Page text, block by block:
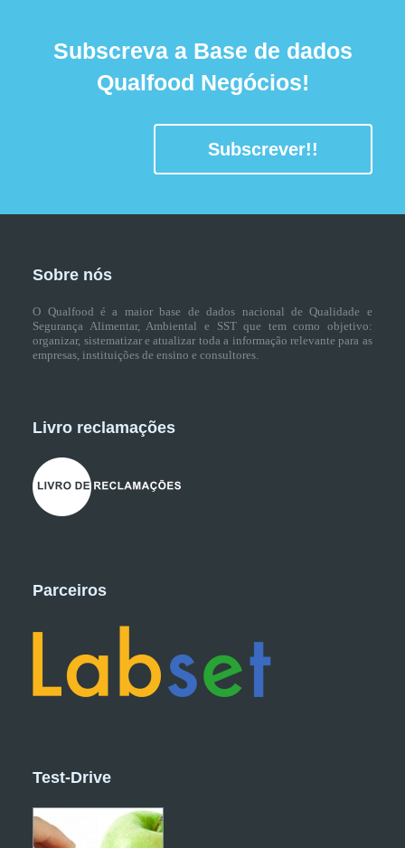
Subscreva a Base de dados
Qualfood Negócios!
Subscrever!!
Sobre nós
O Qualfood é a maior base de dados nacional de Qualidade e
Segurança Alimentar, Ambiental e SST que tem como objetivo:
organizar, sistematizar e atualizar toda a informação relevante para as
empresas, instituições de ensino e consultores.
Livro reclamações
Parceiros
Test-Drive